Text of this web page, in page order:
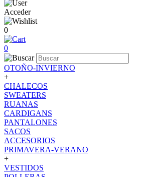
Acceder
0
0
OTOÑO-INVIERNO
+
CHALECOS
SWEATERS
RUANAS
CARDIGANS
PANTALONES
SACOS
ACCESORIOS
PRIMAVERA-VERANO
+
VESTIDOS